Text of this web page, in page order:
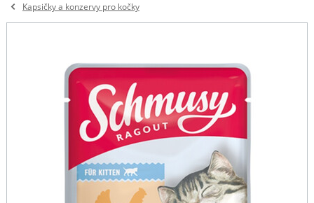
Kapsičky a konzervy pro kočky